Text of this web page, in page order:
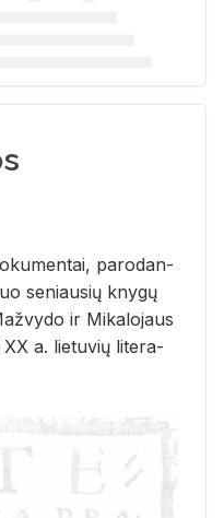
pa­ro­dan­
se­niau­sių kny­gų
ir Mi­ka­lo­jaus
XX a. lie­tu­vių li­te­ra­